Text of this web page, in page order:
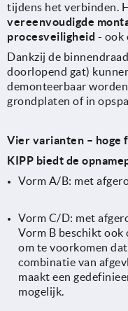
tijdens het verbinden.
vereenvoudigde
procesveiligheid - ook
Dankzij de
doorlopend gat)
demonteerbaar
grondplaten of in
Vier varianten –
KIPP biedt de
Vorm A/B: met
Vorm C/D: met
Vorm B beschikt ook
om te voorkomen
combinatie van
maakt een
mogelijk.